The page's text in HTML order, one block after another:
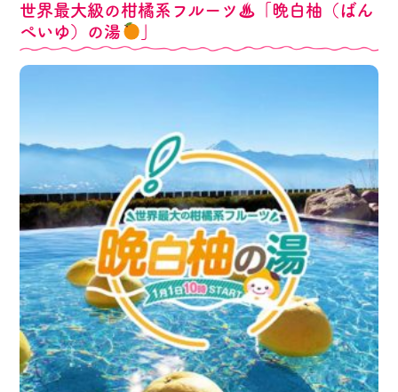
世界最大級の柑橘系フルーツ♨「晩白柚（ばん
ぺいゆ）の湯